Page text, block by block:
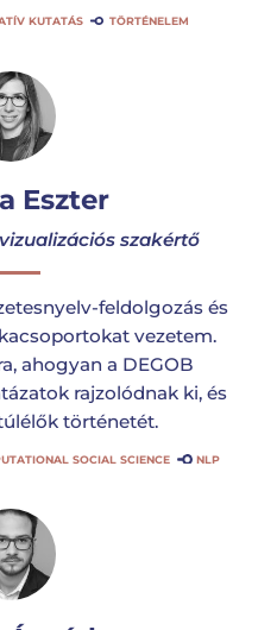
KUTATÁS TÖRTÉNELEM
Eszter
szakértő
feldolgozás és
vezetem.
ahogyan a DEGOB
rajzolódnak ki, és
történetét.
SOCIAL SCIENCE NLP